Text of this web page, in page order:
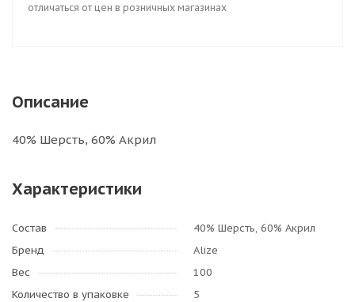
отличаться от цен в розничных магазинах
Описание
40% Шерсть, 60% Акрил
Характеристики
Состав
40% Шерсть, 60% Акрил
Бренд
Alize
Вес
100
Количество в упаковке
5